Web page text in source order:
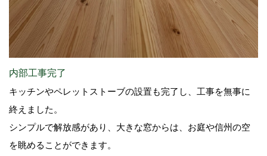
内部工事完了
キッチンやペレットストーブの設置も完了し、工事を無事に
終えました。
シンプルで解放感があり、大きな窓からは、お庭や信州の空
を眺めることができます。